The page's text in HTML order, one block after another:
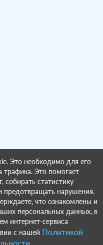
край Усть-
Это необходимо для его
трафика. Это помогает
собирать статистику
предотвращать нарушения.
что ознакомлены и
персональных данных, в
интернет-сервиса
с нашей Политикой